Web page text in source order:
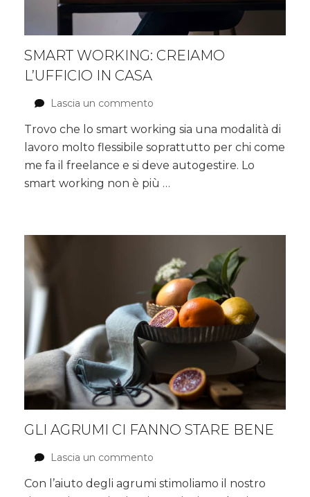
SMART WORKING: CREIAMO
L’UFFICIO IN CASA
Lascia un commento
working:
creiamo
l’ufficio
in
casa
Trovo che lo smart working sia una modalità di
lavoro molto flessibile soprattutto per chi come
me fa il freelance e si deve autogestire. Lo
smart working non è più …
GLI AGRUMI CI FANNO STARE BENE
Lascia un commento
agrumi
Con l’aiuto degli agrumi stimoliamo il nostro